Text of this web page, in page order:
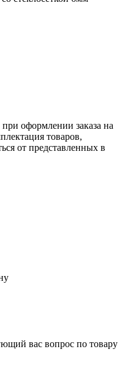
оформлении заказа на
товаров,
от представленных в
вас вопрос по товару